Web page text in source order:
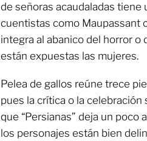
de señoras acaudaladas tiene
cuentistas como Maupassant
integra al abanico del horror o
están expuestas las mujeres.
Pelea de gallos reúne trece
pues la crítica o la
que “Persianas” deja un poco
los personajes están bien